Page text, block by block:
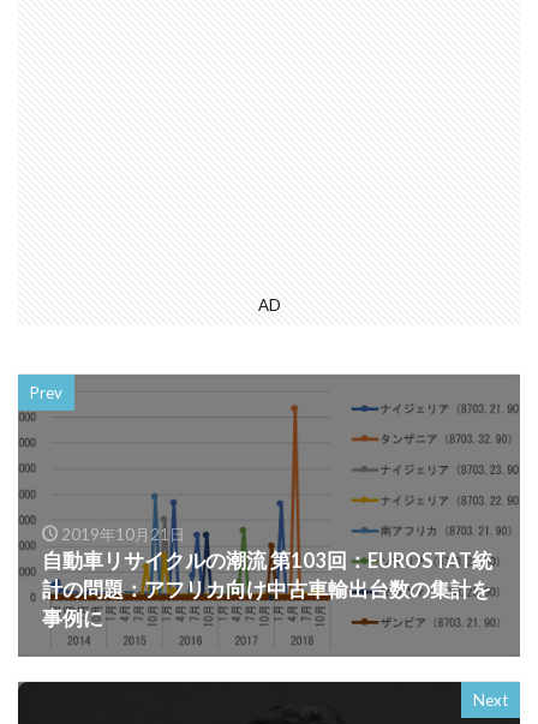
AD
Prev
2019年10月21日
自動車リサイクルの潮流 第103回：EUROSTAT統
計の問題：アフリカ向け中古車輸出台数の集計を
事例に
Next